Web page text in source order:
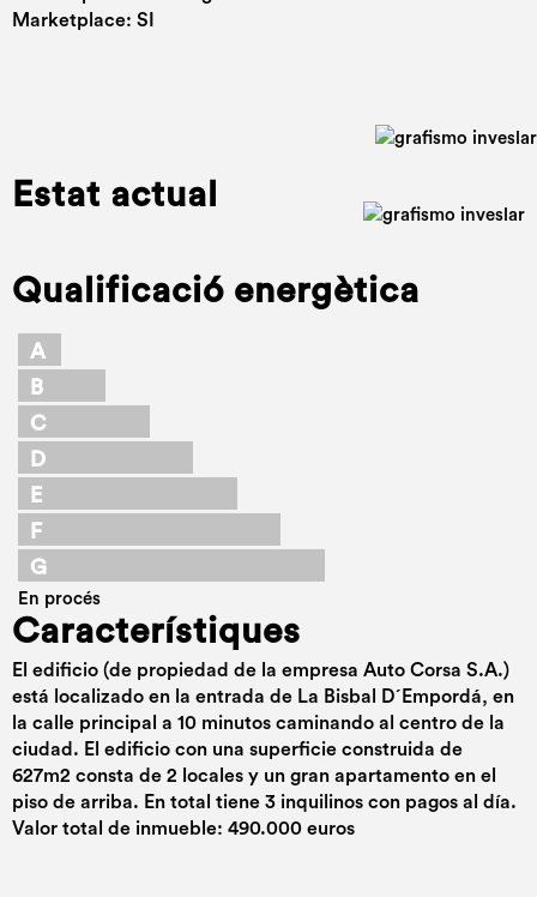
Marketplace: SI
Estat actual
Qualificació energètica
A
B
C
D
E
F
G
En procés
Característiques
El edificio (de propiedad de la empresa Auto Corsa S.A.)
está localizado en la entrada de La Bisbal D´Empordá, en
la calle principal a 10 minutos caminando al centro de la
ciudad. El edificio con una superficie construida de
627m2 consta de 2 locales y un gran apartamento en el
piso de arriba. En total tiene 3 inquilinos con pagos al día.
Valor total de inmueble: 490.000 euros